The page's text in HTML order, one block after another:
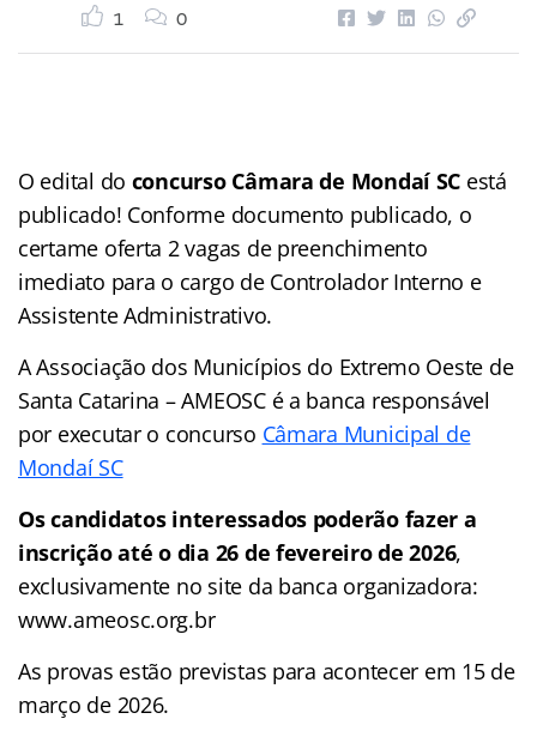
1 0
O edital do concurso Câmara de Mondaí SC está
publicado! Conforme documento publicado, o
certame oferta 2 vagas de preenchimento
imediato para o cargo de Controlador Interno e
Assistente Administrativo.
A Associação dos Municípios do Extremo Oeste de
Santa Catarina – AMEOSC é a banca responsável
por executar o concurso Câmara Municipal de
Mondaí SC
Os candidatos interessados poderão fazer a
inscrição até o dia 26 de fevereiro de 2026,
exclusivamente no site da banca organizadora:
www.ameosc.org.br
As provas estão previstas para acontecer em 15 de
março de 2026.